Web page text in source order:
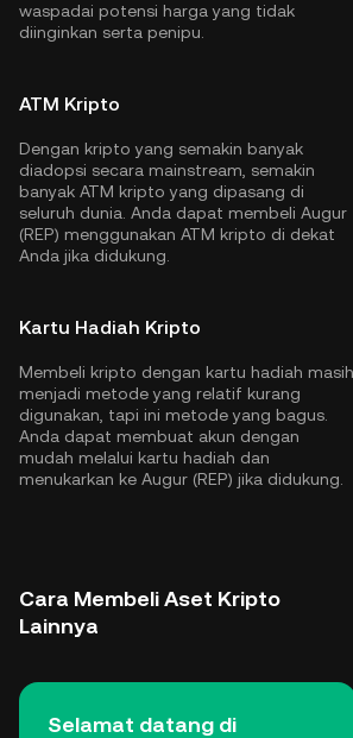
waspadai potensi harga yang tidak
diinginkan serta penipu.
ATM Kripto
Dengan kripto yang semakin banyak
diadopsi secara mainstream, semakin
banyak ATM kripto yang dipasang di
seluruh dunia. Anda dapat membeli Augur
(REP) menggunakan ATM kripto di dekat
Anda jika didukung.
Kartu Hadiah Kripto
Membeli kripto dengan kartu hadiah masih
menjadi metode yang relatif kurang
digunakan, tapi ini metode yang bagus.
Anda dapat membuat akun dengan
mudah melalui kartu hadiah dan
menukarkan ke Augur (REP) jika didukung.
Cara Membeli Aset Kripto
Lainnya
Selamat datang di